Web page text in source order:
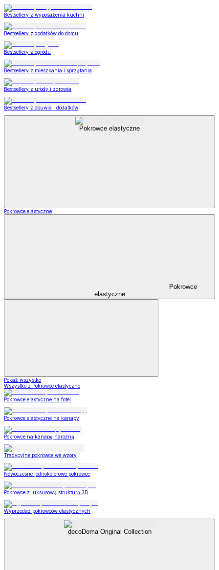
Bestsellery z wyposażenia kuchni
Bestsellery z dodatków do domu
Bestsellery z ogrodu
Bestsellery z mieszkania i sprzątania
Bestsellery z urody i zdrowia
Bestsellery z obuwia i dodatków
Pokrowce elastyczne
Pokrowce elastyczne
Pokrowce
elastyczne
Pokaż wszystko
Wszystko z Pokrowce elastyczne
Pokrowce elastyczne na fotel
Pokrowce elastyczne na kanapy
Pokrowce na kanapę narożną
Tradycyjne pokrowce we wzory
Nowoczesne jednokolorowe pokrowce
Pokrowce z luksusową strukturą 3D
Wyprzedaż pokrowców elastycznych
decoDoma Original Collection